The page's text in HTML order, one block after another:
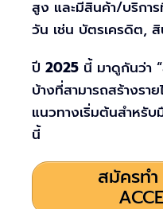
สูง และมีสินค้า/บริกา
วัน เช่น บัตรเครดิต,
ปี 2025 นี้ มาดูกันว่า
บ้างที่สามารถสร้างรา
แนวทางเริ่มต้นสำหรับ
นี้
สมัครท